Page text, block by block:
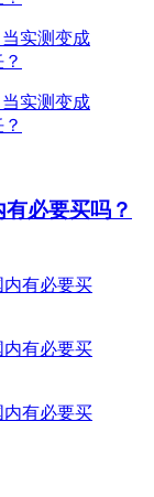
必要买吗？